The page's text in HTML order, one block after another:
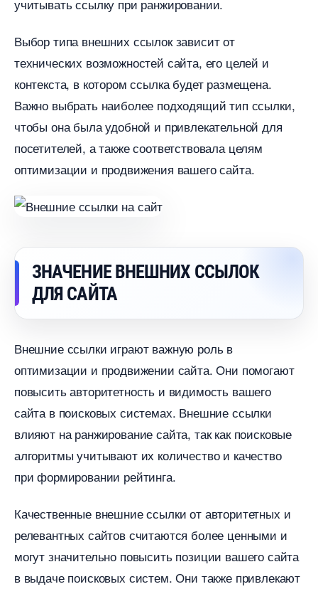
учитывать ссылку при ранжировании.​
ыбор типа внешних ссылок зависит от
технических возможностей сайта, его целей и
контекста, в котором ссылка будет размещена.​
ажно выбрать наиболее подходящий тип ссылки,
чтобы она была удобной и привлекательной для
посетителей, а также соответствовала целям
оптимизации и продвижения вашего сайта.
ЗНАЧЕНИЕ ВНЕШНИХ ССЫЛОК
ДЛЯ САЙТА
нешние ссылки играют важную роль
оптимизации и продвижении сайта.​ Они помогают
повысить авторитетность и видимость вашего
сайта в поисковых системах.​ Внешние ссылки
лияют на ранжирование сайта, так как поисковые
алгоритмы учитывают их количество и качество
при формировании рейтинга.​
Качественные внешние ссылки от авторитетных и
релевантных сайтов считаются более ценными и
могут значительно повысить позиции вашего сайта
ыдаче поисковых систем.​ Они также привлекают